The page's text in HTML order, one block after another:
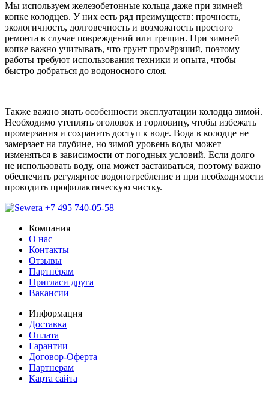
Мы используем железобетонные кольца даже при зимней
копке колодцев. У них есть ряд преимуществ: прочность,
экологичность, долговечность и возможность простого
ремонта в случае повреждений или трещин. При зимней
копке важно учитывать, что грунт промёрзший, поэтому
работы требуют использования техники и опыта, чтобы
быстро добраться до водоносного слоя.
Также важно знать особенности эксплуатации колодца зимой.
Необходимо утеплять оголовок и горловину, чтобы избежать
промерзания и сохранить доступ к воде. Вода в колодце не
замерзает на глубине, но зимой уровень воды может
изменяться в зависимости от погодных условий. Если долго
не использовать воду, она может застаиваться, поэтому важно
обеспечить регулярное водопотребление и при необходимости
проводить профилактическую чистку.
+7 495 740-05-58
Компания
О нас
Контакты
Отзывы
Партнёрам
Пригласи друга
Вакансии
Информация
Доставка
Оплата
Гарантии
Договор-Оферта
Партнерам
Карта сайта